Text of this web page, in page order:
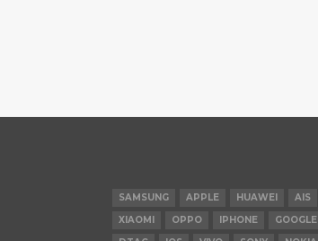
SAMSUNG APPLE HUAWEI AIS
XIAOMI
OPPO IPHONE GOOGLE